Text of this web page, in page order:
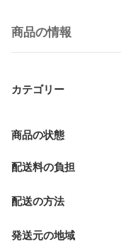
商品の情報
カテゴリー
商品の状態
配送料の負担
配送の方法
発送元の地域